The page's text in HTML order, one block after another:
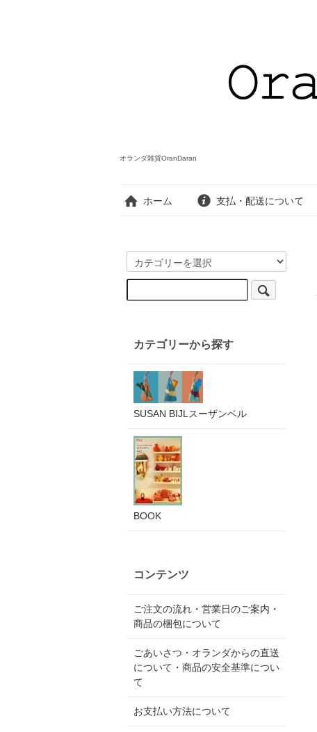
オランダ雑貨OranDaran
ホーム 支払・配送について
カテゴリーから探す
SUSAN BIJLスーザンベル
BOOK
コンテンツ
ご注文の流れ・営業日のご案内・
商品の梱包について
ごあいさつ・オランダからの直送
について・商品の安全基準につい
て
お支払い方法について